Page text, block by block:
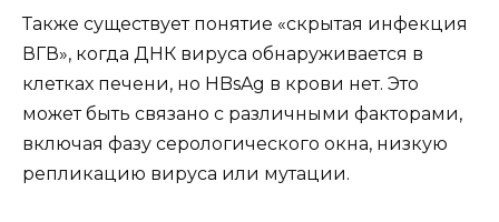
Также существует понятие «скрытая инфекция
ВГВ», когда ДНК вируса обнаруживается в
клетках печени, но HBsAg в крови нет. Это
может быть связано с различными факторами,
включая фазу серологического окна, низкую
репликацию вируса или мутации.